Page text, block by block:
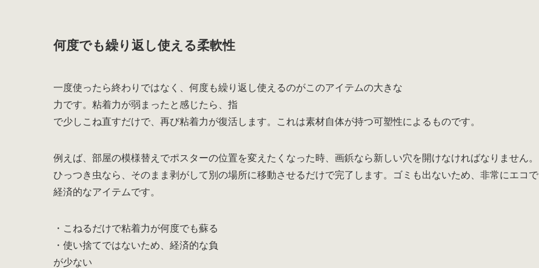
何度でも繰り返し使える柔軟性
一度使ったら終わりではなく、何度も繰り返し使えるのがこのアイテムの大きな
力です。粘着力が弱まったと感じたら、指
で少しこね直すだけで、再び粘着力が復活します。これは素材自体が持つ可塑性によるものです。
例えば、部屋の模様替えでポスターの位置を変えたくなった時、画鋲なら新しい穴を開けなければなりません。
ひっつき虫なら、そのまま剥がして別の場所に移動させるだけで完了します。ゴミも出ないため、非常にエコで
経済的なアイテムです。
・こねるだけで粘着力が何度でも蘇る
・使い捨てではないため、経済的な負
が少ない